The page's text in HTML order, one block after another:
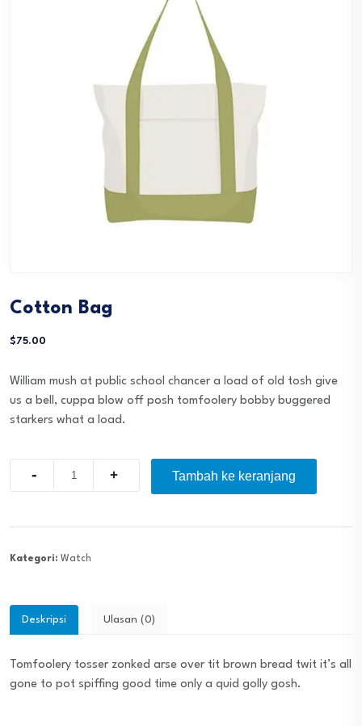
Cotton Bag
$75.00
William mush at public school chancer a load of old tosh give
us a bell, cuppa blow off posh tomfoolery bobby buggered
starkers what a load.
Tambah ke keranjang
Kategori: Watch
Deskripsi Ulasan (0)
Tomfoolery tosser zonked arse over tit brown bread twit it’s all
gone to pot spiffing good time only a quid golly gosh.